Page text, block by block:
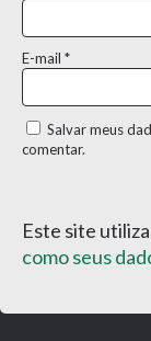
E-mail *
Salvar meus
comentar.
Este site
como seus